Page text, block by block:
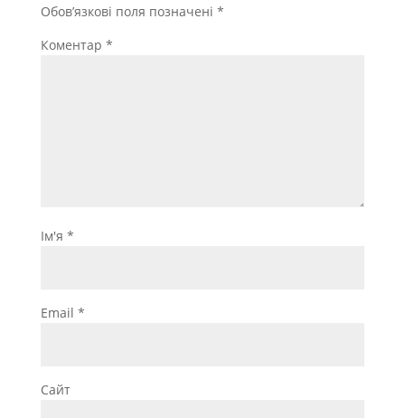
Обов’язкові поля позначені *
Коментар *
Ім'я *
Email *
Сайт